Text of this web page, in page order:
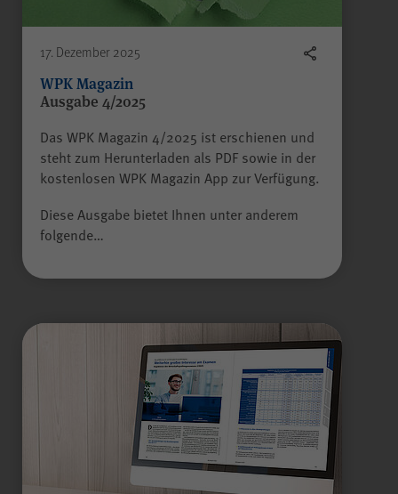
17. Dezember 2025
WPK Magazin
Ausgabe 4/2025
Das WPK Magazin 4/2025 ist erschienen und
steht zum Herunterladen als PDF sowie in der
kostenlosen WPK Magazin App zur Verfügung.
Diese Ausgabe bietet Ihnen unter anderem
folgende…
Zweck
Gilt nur für die Digitalisierungs-
Check-ups des Bereichs
gegebenen Antworten während
eines Ausfüllvorgangs des
Check-ups, um diesen bei
Bedarf zu einem späteren
Zeitpunkt an der gleichen Stelle
JSESSIONID
WPK
Sitzungsende